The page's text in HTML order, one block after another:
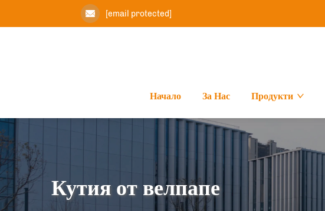
[email protected]
Начало За Нас Продукти
Кутия от велпапе